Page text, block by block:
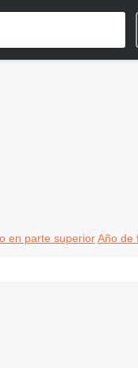
en parte superior Año de